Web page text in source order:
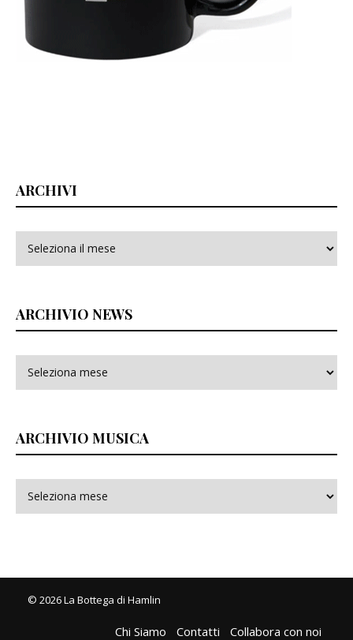
ARCHIVI
ARCHIVIO NEWS
ARCHIVIO MUSICA
© 2026 La Bottega di Hamlin
Chi Siamo Contatti Collabora con noi